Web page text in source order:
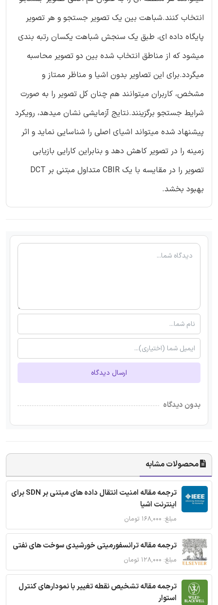
انتخاب کنند.شباهت بین یک تصویر جستجو و هر تصویر
پایگاه داده ای، طبق یک سنجش شباهت یکسان رتبه بندی
میشود که از مناطق انتخاب شده بین دو تصویر محاسبه
میگردد.برای این تصاویر بدون اشیا و مناظر ممتاز و
مشخص، کاربران میتوانند هم چنان کل تصویر را به صورت
شرایط جستجو برگزینند.نتایج آزمایشی نشان میدهد، رویکرد
پیشنهاد شده میتواند اشیای اصلی را شناسایی نماید و اثر
زمینه را در تصویر کاهش دهد و بنابراین کارایی بازیابی
تصویر را در مقایسه با یک CBIR متداول مبتنی بر DCT
بهبود بخشد.
ارسال دیدگاه
بدون دیدگاه
محصولات مشابه
ترجمه مقاله امنیت انتقال داده های مبتنی بر SDN برای
اینترنت اشیا
مبلغ: ۱۶۸,۰۰۰ تومان
ترجمه مقاله ترانسفورمیتی خورشیدی سوخت های نفتی
مبلغ: ۱۲۸,۰۰۰ تومان
ترجمه مقاله تشخیص نقطه تغییر با نمودارهای کنترل
استوار